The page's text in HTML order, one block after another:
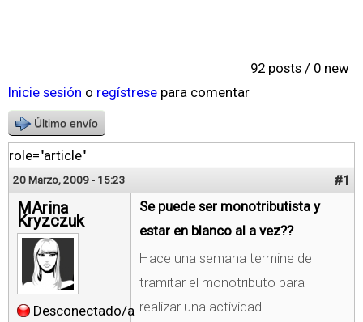
92 posts / 0 new
Inicie sesión o regístrese para comentar
Último envío
role="article"
20 Marzo, 2009 - 15:23 #1
MArina
Kryzczuk
Desconectado/a
Se puede ser monotributista y
estar en blanco al a vez??
Hace una semana termine de
tramitar el monotributo para
realizar una actividad